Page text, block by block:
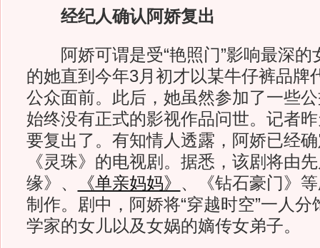
经纪人确认阿娇复出
阿娇可谓是受“艳照门”影响最深的
的她直到今年3月初才以某牛仔裤品牌
公众面前。此后，她虽然参加了一些
始终没有正式的影视作品问世。记者
要复出了。有知情人透露，阿娇已经
《灵珠》的电视剧。据悉，该剧将由
缘》、
《单亲妈妈》 、《钻石豪门》
制作。剧中，阿娇将“穿越时空”一人
学家的女儿以及女娲的嫡传女弟子。